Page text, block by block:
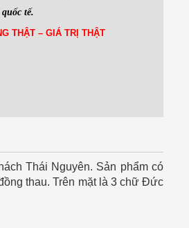
tế.
THẬT – GIÁ TRỊ THẬT
Thái Nguyên. Sản phẩm có
thau. Trên mặt là 3 chữ Đức